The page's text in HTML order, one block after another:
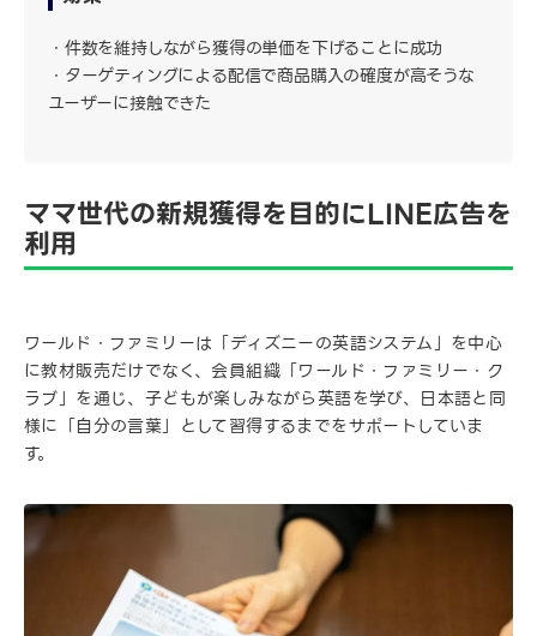
件数を維持しながら獲得の単価を下げることに成功
ターゲティングによる配信で商品購入の確度が高そうな
ユーザーに接触できた
ママ世代の新規獲得を目的にLINE広告を
利用
ワールド・ファミリーは「ディズニーの英語システム」を中心
に教材販売だけでなく、会員組織「ワールド・ファミリー・ク
ラブ」を通じ、子どもが楽しみながら英語を学び、日本語と同
様に「自分の言葉」として習得するまでをサポートしていま
す。